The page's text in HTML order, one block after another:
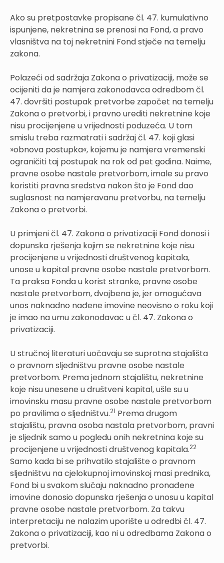
Ako su pretpostavke propisane čl. 47. kumulativno
ispunjene, nekretnina se prenosi na Fond, a pravo
vlasništva na toj nekretnini Fond stječe na temelju
zakona.
Polazeći od sadržaja Zakona o privatizaciji, može se
ocijeniti da je namjera zakonodavca odredbom čl.
47. dovršiti postupak pretvorbe započet na temelju
Zakona o pretvorbi, i pravno urediti nekretnine koje
nisu procijenjene u vrijednosti poduzeća. U tom
smislu treba razmatrati i sadržaj čl. 47. koji glasi
»obnova postupka«, kojemu je namjera vremenski
ograničiti taj postupak na rok od pet godina. Naime,
pravne osobe nastale pretvorbom, imale su pravo
koristiti pravna sredstva nakon što je Fond dao
suglasnost na namjeravanu pretvorbu, na temelju
Zakona o pretvorbi.
U primjeni čl. 47. Zakona o privatizaciji Fond donosi i
dopunska rješenja kojim se nekretnine koje nisu
procijenjene u vrijednosti društvenog kapitala,
unose u kapital pravne osobe nastale pretvorbom.
Ta praksa Fonda u korist stranke, pravne osobe
nastale pretvorbom, dvojbena je, jer omogućava
unos naknadno nađene imovine neovisno o roku koji
je imao na umu zakonodavac u čl. 47. Zakona o
privatizaciji.
U stručnoj literaturi uočavaju se suprotna stajališta
o pravnom sljedništvu pravne osobe nastale
pretvorbom. Prema jednom stajalištu, nekretnine
koje nisu unesene u društveni kapital, ušle su u
imovinsku masu pravne osobe nastale pretvorbom
po pravilima o sljedništvu.21 Prema drugom
stajalištu, pravna osoba nastala pretvorbom, pravni
je sljednik samo u pogledu onih nekretnina koje su
procijenjene u vrijednosti društvenog kapitala.22
Samo kada bi se prihvatilo stajalište o pravnom
sljedništvu na cjelokupnoj imovinskoj masi prednika,
Fond bi u svakom slučaju naknadno pronađene
imovine donosio dopunska rješenja o unosu u kapital
pravne osobe nastale pretvorbom. Za takvu
interpretaciju ne nalazim uporište u odredbi čl. 47.
Zakona o privatizaciji, kao ni u odredbama Zakona o
pretvorbi.